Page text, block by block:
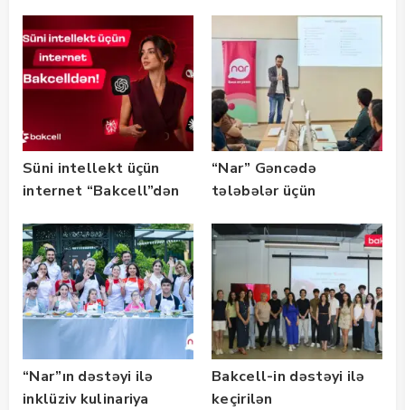
təqdim edilir
təqaüd proqramının
qalibləri ilə görüş
keçirib
Süni intellekt üçün
internet “Bakcell”dən
“Nar” Gəncədə
tələbələr üçün
təlimləri təşkil edib
“Nar”ın dəstəyi ilə
inklüziv kulinariya
Bakcell-in dəstəyi ilə
keçirilən